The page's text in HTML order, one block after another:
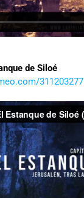
de Siloé
311203277